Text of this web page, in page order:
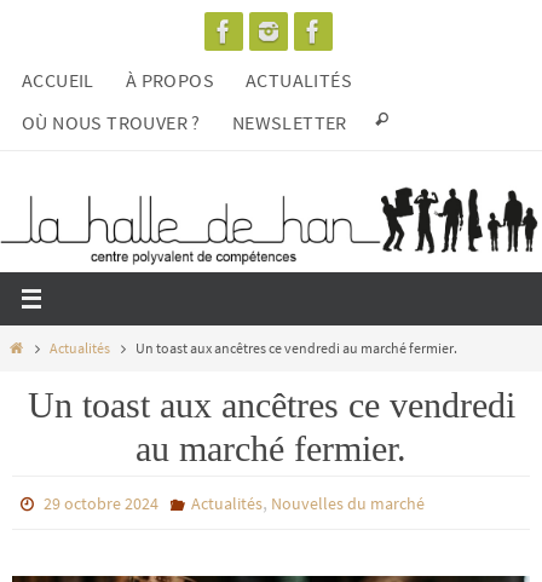
contenu
ACCUEIL À PROPOS
ACTUALITÉS
OÙ NOUS TROUVER ?
NEWSLETTER
HomeActualités Un toast aux ancêtres ce vendredi au marché fermier.
Un toast aux ancêtres ce vendredi
au marché fermier.
29 octobre 2024 Actualités, Nouvelles du marché